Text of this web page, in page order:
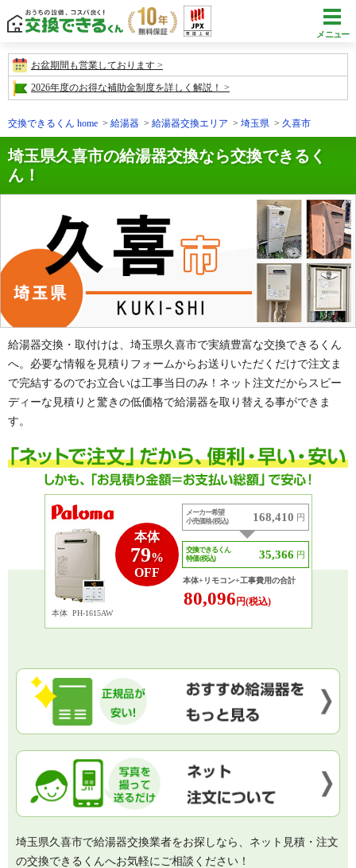
メニュー
お盆期間も営業しております
2026年度のお得な補助金制度を詳しく解説！
交換できるくん home 給湯器 給湯器交換エリア 埼玉県 久喜市
埼玉県久喜市の給湯器交換なら交換できるく
ん！
給湯器交換・取付けは、埼玉県久喜市で実績豊富な交換できるくん
へ。必要な情報を見積りフォームからお送りいただくだけで注文ま
で完結するのでお立合いは工事当日のみ！ネット注文だからスピー
ディーな見積りと驚きの低価格で給湯器を取り替える事ができま
す。
本体
79%
OFF
本体 PH-1615AW
メーカー希望
小売価格 (税込)
168,410 円
交換できるくん
特価 (税込)
35,366 円
本体+リモコン+工事費用の合計
80,096円(税込)
埼玉県久喜市で給湯器交換業者をお探しなら、ネット見積・注文
の交換できるくんへお気軽にご相談ください！